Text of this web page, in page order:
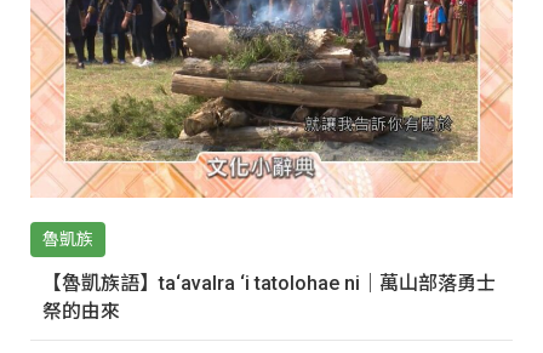
魯凱族
【魯凱族語】ta‘avalra ‘i tatolohae ni｜萬山部落勇士
祭的由來